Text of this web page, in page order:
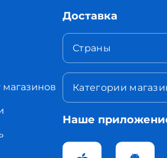
магазинов
Доставка
Страны
Категории
Наше